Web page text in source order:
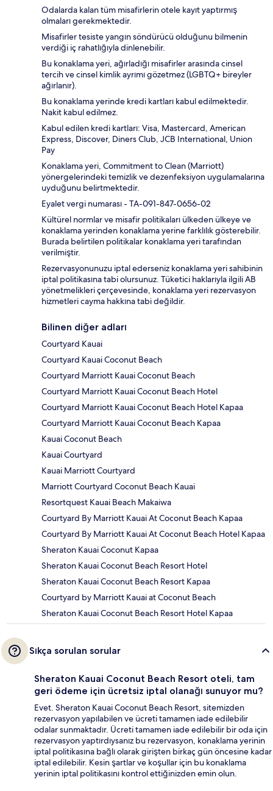
Odalarda kalan tüm misafirlerin otele kayıt yaptırmış
olmaları gerekmektedir.
Misafirler tesiste yangın söndürücü olduğunu bilmenin
verdiği iç rahatlığıyla dinlenebilir.
Bu konaklama yeri, ağırladığı misafirler arasında cinsel
tercih ve cinsel kimlik ayrımı gözetmez (LGBTQ+ bireyler
ağırlanır).
Bu konaklama yerinde kredi kartları kabul edilmektedir.
Nakit kabul edilmez.
Kabul edilen kredi kartları: Visa, Mastercard, American
Express, Discover, Diners Club, JCB International, Union
Pay
Konaklama yeri, Commitment to Clean (Marriott)
yönergelerindeki temizlik ve dezenfeksiyon uygulamalarına
uyduğunu belirtmektedir.
Eyalet vergi numarası - TA-091-847-0656-02
Kültürel normlar ve misafir politikaları ülkeden ülkeye ve
konaklama yerinden konaklama yerine farklılık gösterebilir.
Burada belirtilen politikalar konaklama yeri tarafından
verilmiştir.
Rezervasyonunuzu iptal ederseniz konaklama yeri sahibinin
iptal politikasına tabi olursunuz. Tüketici haklarıyla ilgili AB
yönetmelikleri çerçevesinde, konaklama yeri rezervasyon
hizmetleri cayma hakkına tabi değildir.
Bilinen diğer adları
Courtyard Kauai
Courtyard Kauai Coconut Beach
Courtyard Marriott Kauai Coconut Beach
Courtyard Marriott Kauai Coconut Beach Hotel
Courtyard Marriott Kauai Coconut Beach Hotel Kapaa
Courtyard Marriott Kauai Coconut Beach Kapaa
Kauai Coconut Beach
Kauai Courtyard
Kauai Marriott Courtyard
Marriott Courtyard Coconut Beach Kauai
Resortquest Kauai Beach Makaiwa
Courtyard By Marriott Kauai At Coconut Beach Kapaa
Courtyard By Marriott Kauai At Coconut Beach Hotel Kapaa
Sheraton Kauai Coconut Kapaa
Sheraton Kauai Coconut Beach Resort Hotel
Sheraton Kauai Coconut Beach Resort Kapaa
Courtyard by Marriott Kauai at Coconut Beach
Sheraton Kauai Coconut Beach Resort Hotel Kapaa
Sıkça sorulan sorular
Sheraton Kauai Coconut Beach Resort oteli, tam
geri ödeme için ücretsiz iptal olanağı sunuyor mu?
Evet. Sheraton Kauai Coconut Beach Resort, sitemizden
rezervasyon yapılabilen ve ücreti tamamen iade edilebilir
odalar sunmaktadır. Ücreti tamamen iade edilebilir bir oda için
rezervasyon yaptırdıysanız bu rezervasyon, konaklama yerinin
iptal politikasına bağlı olarak girişten birkaç gün öncesine kadar
iptal edilebilir. Kesin şartlar ve koşullar için bu konaklama
yerinin iptal politikasını kontrol ettiğinizden emin olun.